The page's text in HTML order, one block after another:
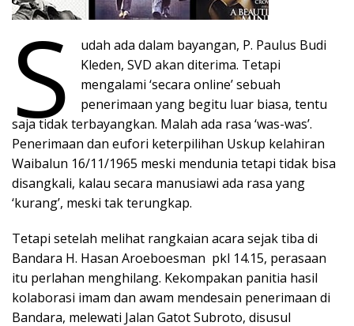
S
udah ada dalam bayangan, P. Paulus Budi
Kleden, SVD akan diterima. Tetapi
mengalami ‘secara online’ sebuah
penerimaan yang begitu luar biasa, tentu
saja tidak terbayangkan. Malah ada rasa ‘was-was’.
Penerimaan dan eufori keterpilihan Uskup kelahiran
Waibalun 16/11/1965 meski mendunia tetapi tidak bisa
disangkali, kalau secara manusiawi ada rasa yang
‘kurang’, meski tak terungkap.
Tetapi setelah melihat rangkaian acara sejak tiba di
Bandara H. Hasan Aroeboesman pkl 14.15, perasaan
itu perlahan menghilang. Kekompakan panitia hasil
kolaborasi imam dan awam mendesain penerimaan di
Bandara, melewati Jalan Gatot Subroto, disusul